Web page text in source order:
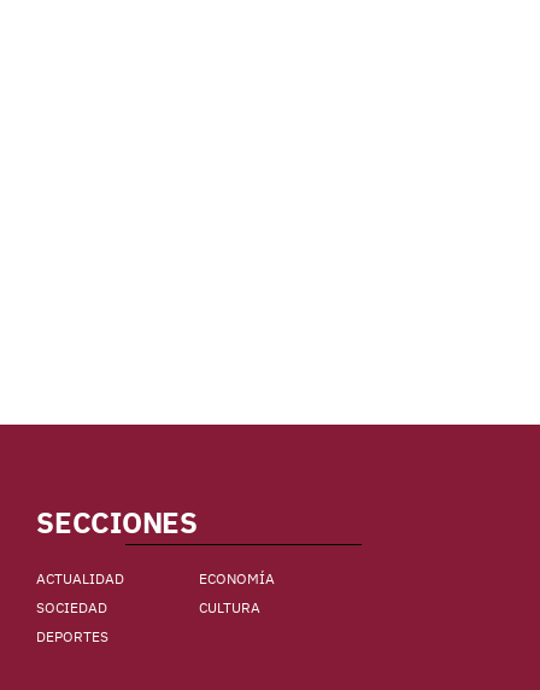
SECCIONES
ACTUALIDAD
ECONOMÍA
SOCIEDAD
CULTURA
DEPORTES